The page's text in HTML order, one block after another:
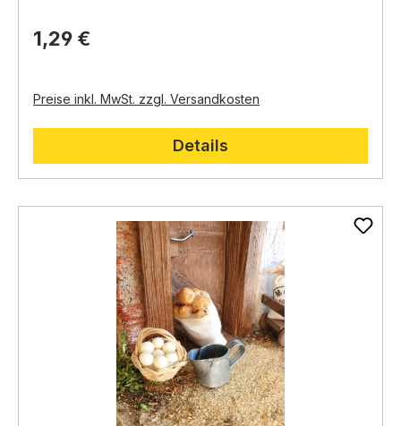
1,29 €
Preise inkl. MwSt. zzgl. Versandkosten
Details